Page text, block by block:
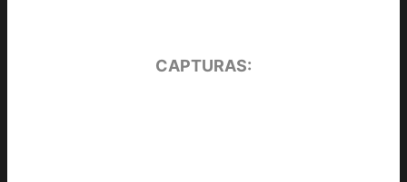
CAPTURAS: